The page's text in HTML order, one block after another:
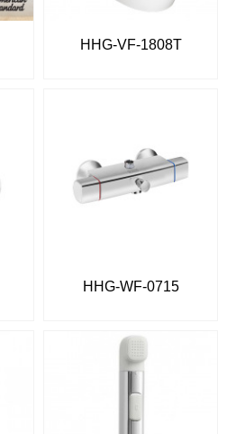
HHG-VF-1808T
HHG-WF-0715